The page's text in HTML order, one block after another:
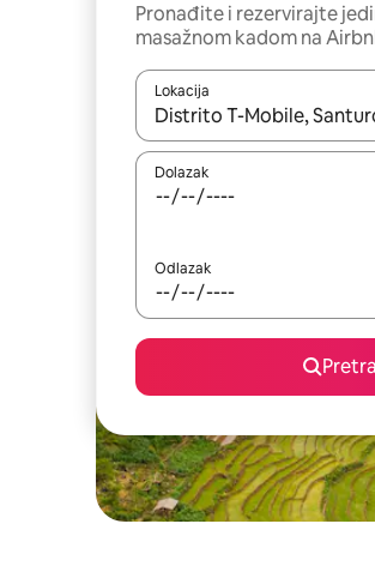
Pronađite i rezervirajte
masažnom kadom na
Lokacija
Kada budu dostupni
Dolazak
Odlazak